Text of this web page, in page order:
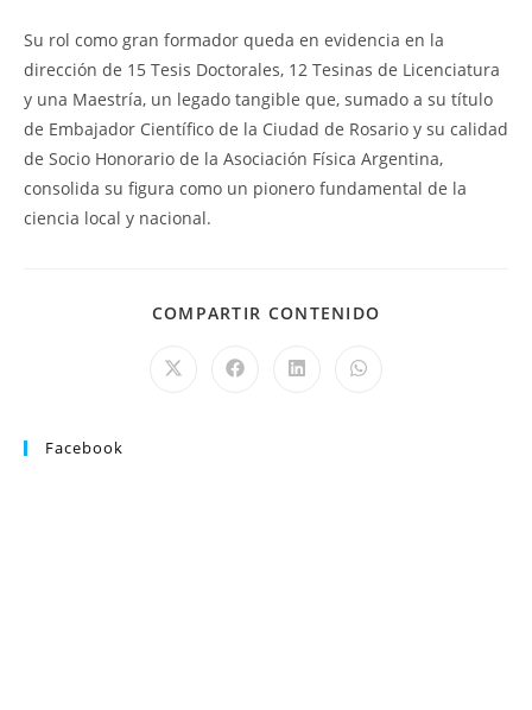
Su rol como gran formador queda en evidencia en la
dirección de 15 Tesis Doctorales, 12 Tesinas de Licenciatura
y una Maestría, un legado tangible que, sumado a su título
de Embajador Científico de la Ciudad de Rosario y su calidad
de Socio Honorario de la Asociación Física Argentina,
consolida su figura como un pionero fundamental de la
ciencia local y nacional.
COMPARTIR CONTENIDO
Facebook